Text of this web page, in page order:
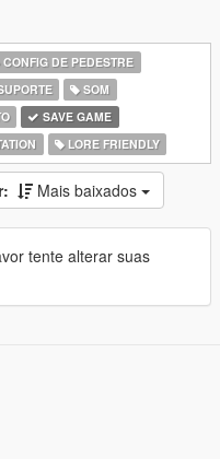
CONFIG DE PEDESTRE
SOM
SAVE GAME
LORE FRIENDLY
Mais baixados
tente alterar suas